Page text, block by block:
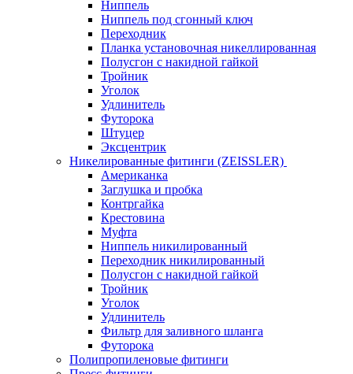
Ниппель
Ниппель под сгонный ключ
Переходник
Планка установочная никеллированная
Полусгон с накидной гайкой
Тройник
Уголок
Удлинитель
Футорока
Штуцер
Эксцентрик
Никелированные фитинги (ZEISSLER)
Американка
Заглушка и пробка
Контргайка
Крестовина
Муфта
Ниппель никилированный
Переходник никилированный
Полусгон с накидной гайкой
Тройник
Уголок
Удлинитель
Фильтр для заливного шланга
Футорока
Полипропиленовые фитинги